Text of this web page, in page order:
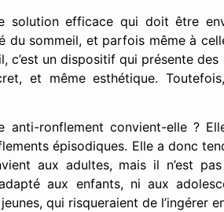
solution efficace qui doit être
du sommeil, et parfois même à
c’est un dispositif qui présente
et même esthétique.
anti-ronflement convient-elle ?
épisodiques. Elle a donc
aux adultes, mais il n’est
aux enfants, ni aux
qui risqueraient de l’ingérer